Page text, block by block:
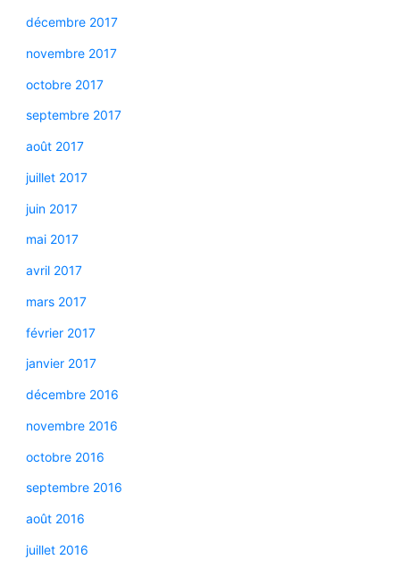
décembre 2017
novembre 2017
octobre 2017
septembre 2017
août 2017
juillet 2017
juin 2017
mai 2017
avril 2017
mars 2017
février 2017
janvier 2017
décembre 2016
novembre 2016
octobre 2016
septembre 2016
août 2016
juillet 2016